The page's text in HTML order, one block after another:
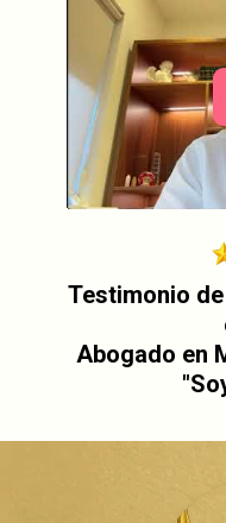
Testimonio
Abogado en